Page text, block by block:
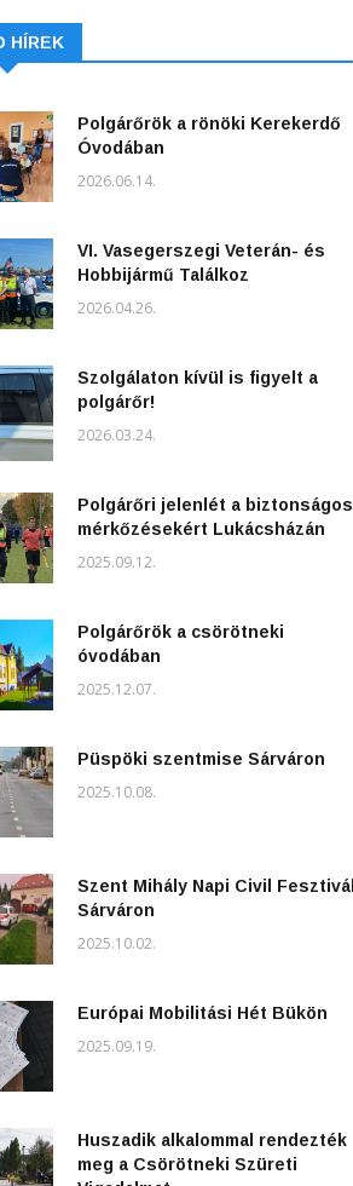
HÍREK
Polgárőrök a rönöki Kerekerdő
Óvodában
2026.06.14.
VI. Vasegerszegi Veterán- és
Hobbijármű Találkoz
2026.04.26.
Szolgálaton kívül is figyelt a
polgárőr!
2026.03.24.
Polgárőri jelenlét a biztonságos
mérkőzésekért Lukácsházán
2025.09.12.
Polgárőrök a csörötneki
óvodában
2025.12.07.
Püspöki szentmise Sárváron
2025.10.08.
Szent Mihály Napi Civil Fesztivál
Sárváron
2025.10.02.
Európai Mobilitási Hét Bükön
2025.09.19.
Huszadik alkalommal rendezték
meg a Csörötneki Szüreti